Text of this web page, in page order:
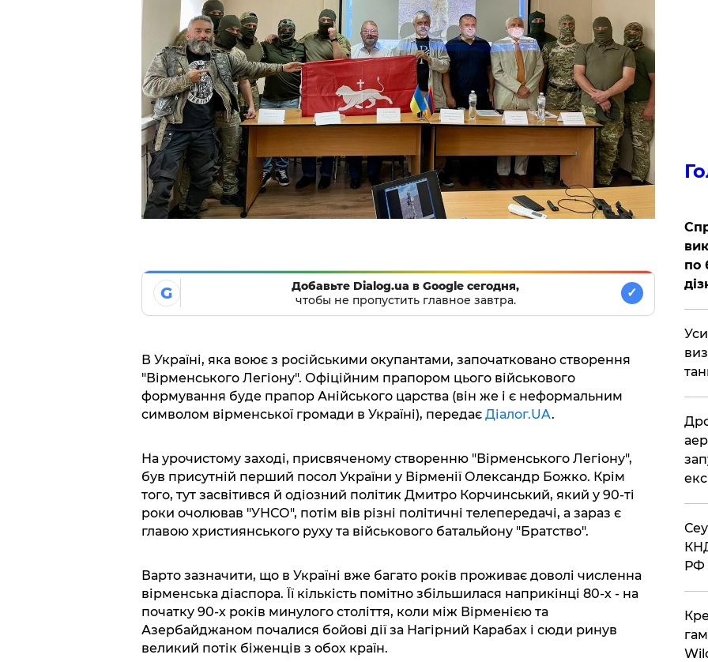
G
Добавьте Dialog.ua в Google сегодня,
чтобы не пропустить главное завтра.
✓
В Україні, яка воює з російськими окупантами, започатковано створення
"Вірменського Легіону". Офіційним прапором цього військового
формування буде прапор Анійського царства (він же і є неформальним
символом вірменської громади в Україні), передаєДіалог.UA.
На урочистому заході, присвяченому створенню "Вірменського Легіону",
був присутній перший посол України у Вірменії Олександр Божко. Крім
того, тут засвітився й одіозний політик Дмитро Корчинський, який у 90-ті
роки очолював "УНСО", потім вів різні політичні телепередачі, а зараз є
главою християнського руху та військового батальйону "Братство".
Варто зазначити, що в Україні вже багато років проживає доволі численна
вірменська діаспора. Її кількість помітно збільшилася наприкінці 80-х - на
початку 90-х років минулого століття, коли між Вірменією та
Азербайджаном почалися бойові дії за Нагірний Карабах і сюди ринув
великий потік біженців з обох країн.
по
РФ